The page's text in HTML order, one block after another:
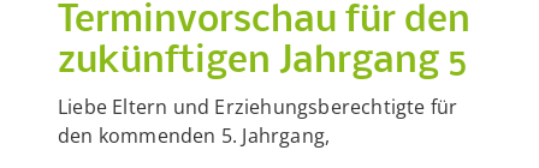
Terminvorschau für den
zukünftigen Jahrgang 5
Liebe Eltern und Erziehungsberechtigte für
den kommenden 5. Jahrgang,